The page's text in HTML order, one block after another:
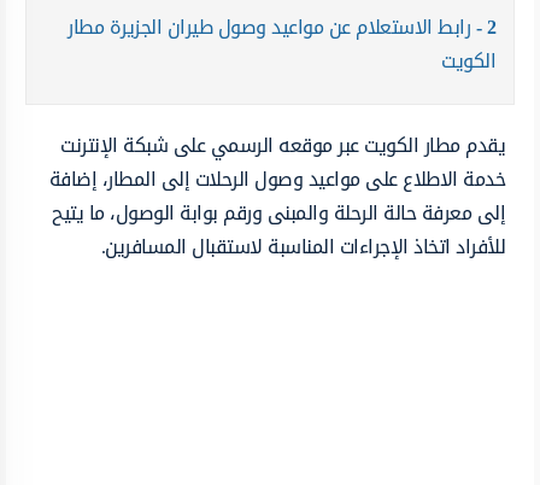
2 رابط الاستعلام عن مواعيد وصول طيران الجزيرة مطار
الكويت
يقدم مطار الكويت عبر موقعه الرسمي على شبكة الإنترنت
خدمة الاطلاع على مواعيد وصول الرحلات إلى المطار، إضافة
إلى معرفة حالة الرحلة والمبنى ورقم بوابة الوصول، ما يتيح
للأفراد اتخاذ الإجراءات المناسبة لاستقبال المسافرين.